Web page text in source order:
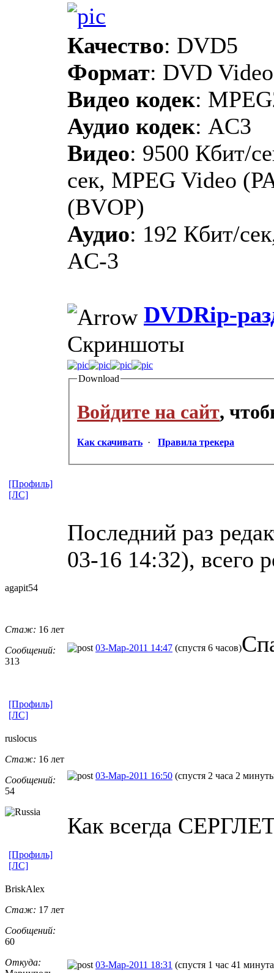
Качество: DVD5
Формат: DVD Video
Видео кодек:
Аудио кодек: AC3
Видео: 9500 Кбит/
сек, MPEG Video
(BVOP)
Аудио: 192 Кбит/
AC-3
DVDRip-
Скриншоты
Download
Войдите на сайт,
Как скачивать · Правила трекера
Последний раз
03-16 14:32), всего
[Профиль]
[ЛС]
agapit54
Стаж: 16 лет
Сообщений:
313
03-Мар-2011 14:47 (спустя 6 часов)
[Профиль]
[ЛС]
ruslocus
Стаж: 16 лет
Сообщений:
54
03-Мар-2011 16:50 (спустя 2 часа 2
Как всегда
[Профиль]
[ЛС]
BriskAlex
Стаж: 17 лет
Сообщений:
60
Откуда:
03-Мар-2011 18:31 (спустя 1 час 41